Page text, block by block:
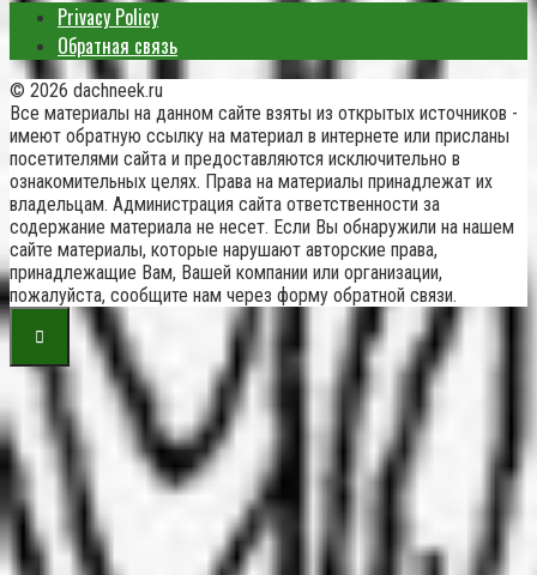
Privacy Policy
Обратная связь
© 2026 dachneek.ru
Все материалы на данном сайте взяты из открытых источников -
имеют обратную ссылку на материал в интернете или присланы
посетителями сайта и предоставляются исключительно в
ознакомительных целях. Права на материалы принадлежат их
владельцам. Администрация сайта ответственности за
содержание материала не несет. Если Вы обнаружили на нашем
сайте материалы, которые нарушают авторские права,
принадлежащие Вам, Вашей компании или организации,
пожалуйста, сообщите нам через форму обратной связи.